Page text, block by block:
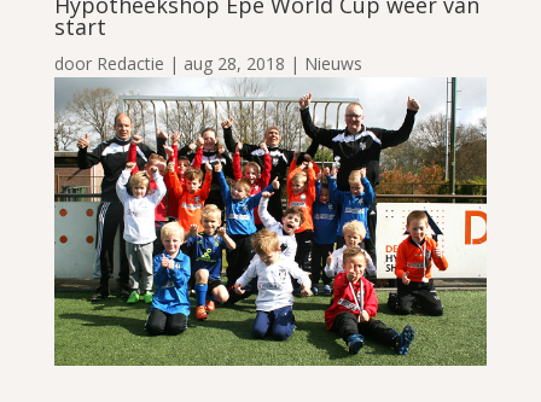
start
door Redactie | aug 28, 2018 | Nieuws